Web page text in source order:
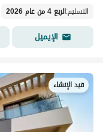
التسليم:الربع 4 من عام 2026
الإيميل
قيد الإنشاء